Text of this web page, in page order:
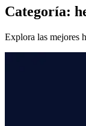
Categoría:
Explora las mejores